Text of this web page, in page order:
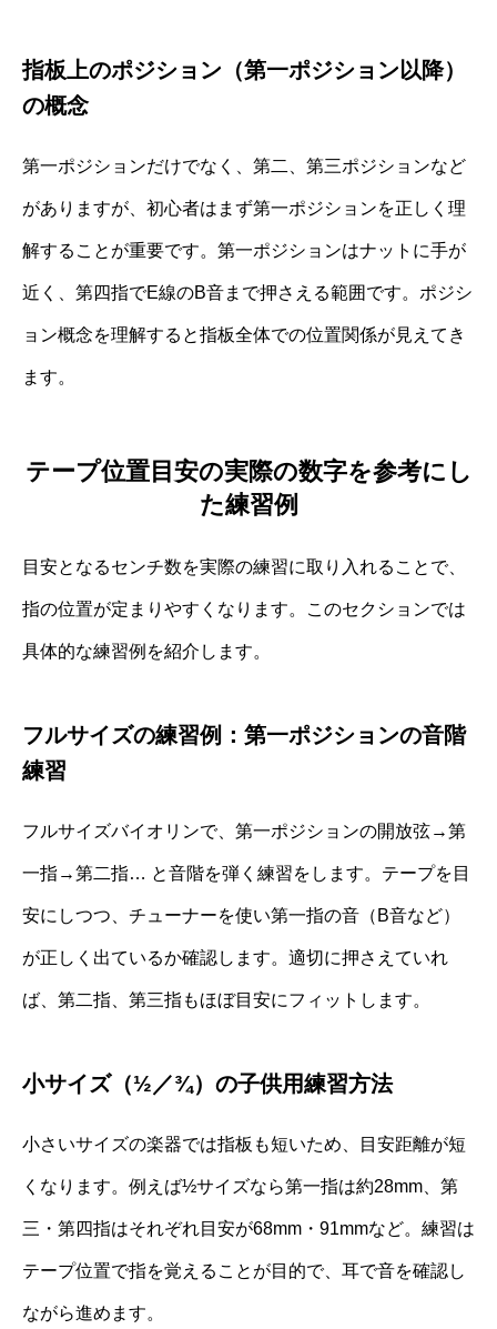
指板上のポジション（第一ポジション以降）
の概念
第一ポジションだけでなく、第二、第三ポジションなど
がありますが、初心者はまず第一ポジションを正しく理
解することが重要です。第一ポジションはナットに手が
近く、第四指でE線のB音まで押さえる範囲です。ポジシ
ョン概念を理解すると指板全体での位置関係が見えてき
ます。
テープ位置目安の実際の数字を参考にし
た練習例
目安となるセンチ数を実際の練習に取り入れることで、
指の位置が定まりやすくなります。このセクションでは
具体的な練習例を紹介します。
フルサイズの練習例：第一ポジションの音階
練習
フルサイズバイオリンで、第一ポジションの開放弦→第
一指→第二指… と音階を弾く練習をします。テープを目
安にしつつ、チューナーを使い第一指の音（B音など）
が正しく出ているか確認します。適切に押さえていれ
ば、第二指、第三指もほぼ目安にフィットします。
小サイズ（½／¾）の子供用練習方法
小さいサイズの楽器では指板も短いため、目安距離が短
くなります。例えば½サイズなら第一指は約28mm、第
三・第四指はそれぞれ目安が68mm・91mmなど。練習は
テープ位置で指を覚えることが目的で、耳で音を確認し
ながら進めます。